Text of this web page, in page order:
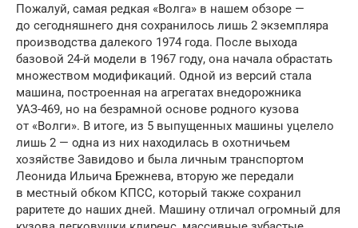
Пожалуй, самая редкая «Волга» в нашем обзоре —
до сегодняшнего дня сохранилось лишь 2 экземпляра
производства далекого 1974 года. После выхода
базовой 24-й модели в 1967 году, она начала обрастать
множеством модификаций. Одной из версий стала
машина, построенная на агрегатах внедорожника
УАЗ-469, но на безрамной основе родного кузова
от «Волги». В итоге, из 5 выпущенных машины уцелело
лишь 2 — одна из них находилась в охотничьем
хозяйстве Завидово и была личным транспортом
Леонида Ильича Брежнева, вторую же передали
в местный обком КПСС, который также сохранил
раритете до наших дней. Машину отличал огромный для